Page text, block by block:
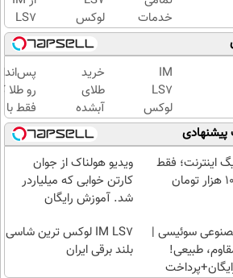
خدمات
خودرویی
در محل
با یدک
دات کام
لوکس
ترین
شاسی
بلند
برقی
ایران
LS7
لوکس
ترین
شاسی
بلند
برقی
ایران
در
باشگاه
انقلاب
IM
LS7
لوکس
ترین
شاسی
بلند
برقی
خرید
طلای
آبشده
حتی با
۱۰۰هزارتومان
رو طلا
فقط با
کلیک با
مبلغ...
گیگ اینترنت؛ فقط
ویدیو هولناک از جوان
کارتن خوابی که میلیاردر
شد. آموزش رایگان
سوئیسی |
طبیعی!
IM LS7 لوکس ترین شاسی
بلند برقی ایران